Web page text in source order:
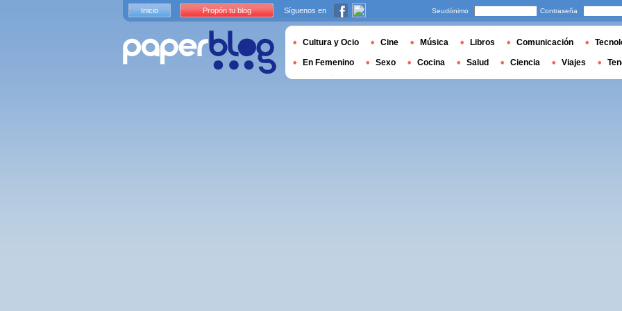
Inicio Propón tu blog Síguenos en Seudónimo Contraseña
Cultura y Ocio Cine Música Libros Comunicación
En Femenino Sexo Cocina Salud Ciencia Viajes